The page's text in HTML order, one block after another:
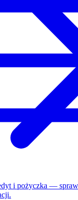
i pożyczka —